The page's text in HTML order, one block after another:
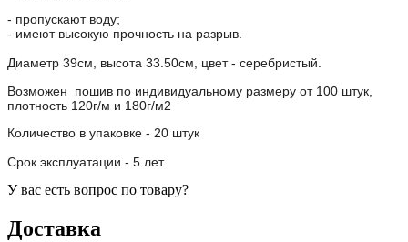
- пропускают воду;
- имеют высокую прочность на разрыв.
Диаметр 39см, высота 33.50см, цвет - серебристый.
Возможен пошив по индивидуальному размеру от 100 штук,
плотность 120г/м и 180г/м2
Количество в упаковке - 20 штук
Срок эксплуатации - 5 лет.
У вас есть вопрос по товару?
Доставка